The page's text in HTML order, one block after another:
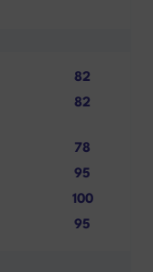
82
82
78
95
100
95